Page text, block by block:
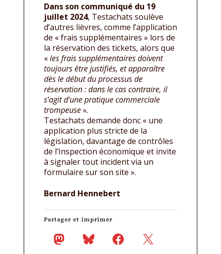
Dans son communiqué du 19
juillet 2024, Testachats soulève
d’autres lièvres, comme l’application
de « frais supplémentaires » lors de
la réservation des tickets, alors que
«les frais supplémentaires doivent
toujours être justifiés, et apparaître
dès le début du processus de
réservation : dans le cas contraire, il
s’agit d’une pratique commerciale
trompeuse ».
Testachats demande donc « une
application plus stricte de la
législation, davantage de contrôles
de l’Inspection économique et invite
à signaler tout incident via un
formulaire sur son site ».
Bernard Hennebert
Partager et imprimer